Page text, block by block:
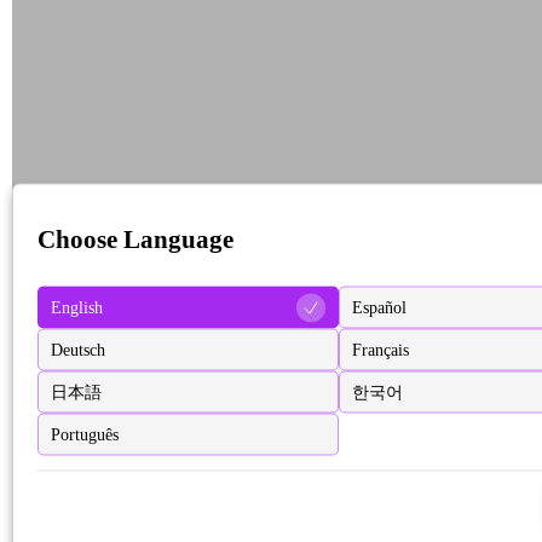
Choose Language
English Español
Deutsch Français
日本語 한국어
Português